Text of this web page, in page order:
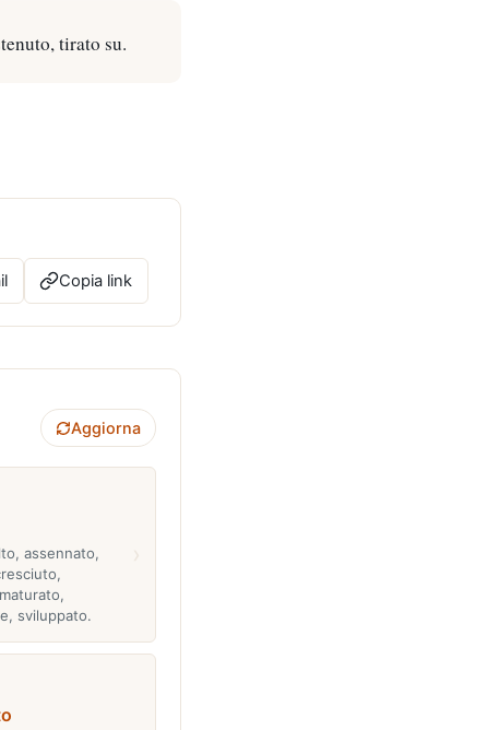
tirato su.
Copia link
Aggiorna
assennato,
sviluppato.